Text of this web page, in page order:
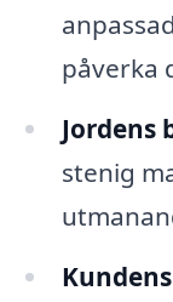
påverka
Jordens
stenig